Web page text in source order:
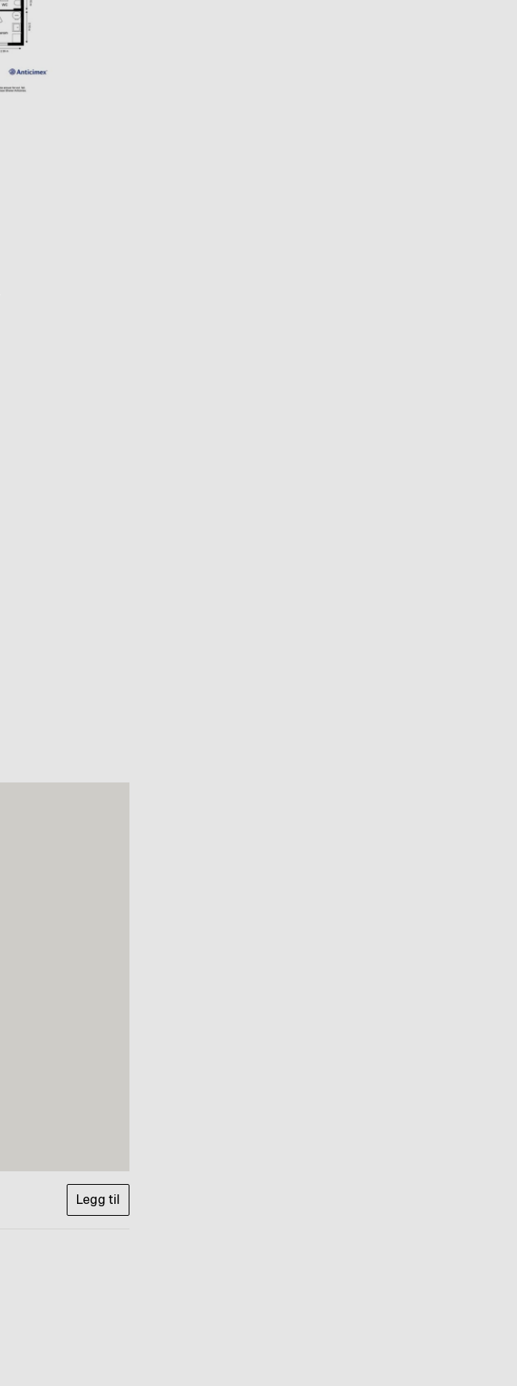
Legg til